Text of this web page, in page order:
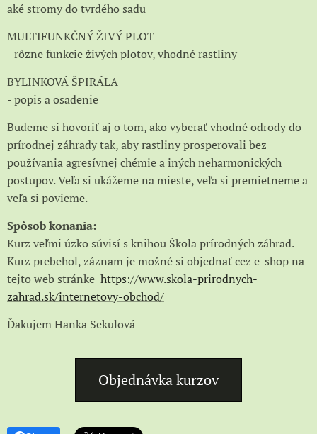
aké stromy do tvrdého sadu
MULTIFUNKČNÝ ŽIVÝ PLOT
- rôzne funkcie živých plotov, vhodné rastliny
BYLINKOVÁ ŠPIRÁLA
- popis a osadenie
Budeme si hovoriť aj o tom, ako vyberať vhodné odrody do
prírodnej záhrady tak, aby rastliny prosperovali bez
používania agresívnej chémie a iných neharmonických
postupov. Veľa si ukážeme na mieste, veľa si premietneme a
veľa si povieme.
Spôsob konania:
Kurz veľmi úzko súvisí s knihou Škola prírodných záhrad.
Kurz prebehol, záznam je možné si objednať cez e-shop na
tejto web stránke https://www.skola-prirodnych-
zahrad.sk/internetovy-obchod/
Ďakujem Hanka Sekulová
Objednávka kurzov